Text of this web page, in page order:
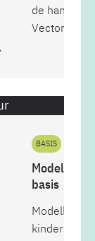
de handige
BASIS
Modelleren
basis
Modelleren
kinderspel.